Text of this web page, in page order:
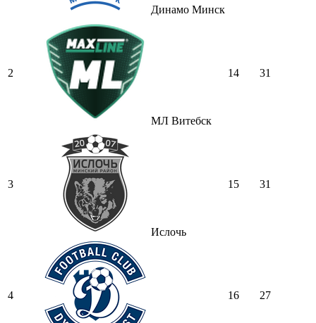
Динамо Минск
2
МЛ Витебск
14 31
3
Ислочь
15 31
4 16 27